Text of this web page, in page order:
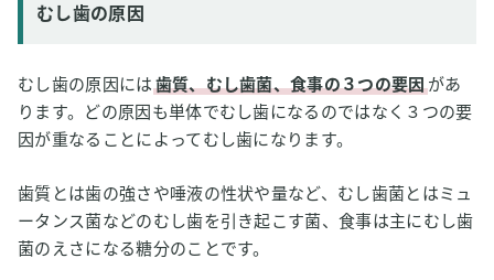
むし歯の原因
むし歯の原因には歯質、むし歯菌、食事の３つの要因があ
ります。どの原因も単体でむし歯になるのではなく３つの要
因が重なることによってむし歯になります。
歯質とは歯の強さや唾液の性状や量など、むし歯菌とはミュ
ータンス菌などのむし歯を引き起こす菌、食事は主にむし歯
菌のえさになる糖分のことです。